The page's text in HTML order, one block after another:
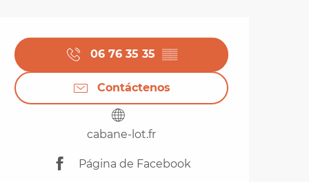
y datos de
06 76 35 35 ▒▒
Contáctenos
cabane-lot.fr
Página de Facebook